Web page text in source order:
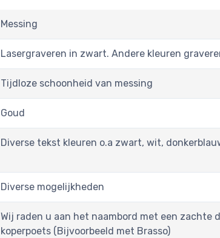
Messing
Lasergraveren in zwart. Andere kleuren
Tijdloze schoonheid van messing
Goud
Diverse tekst kleuren o.a zwart, wit,
Diverse mogelijkheden
Wij raden u aan het naambord met een zachte
koperpoets (Bijvoorbeeld met Brasso)